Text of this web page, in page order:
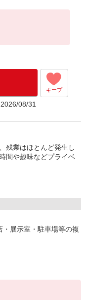
定あり
よる募集時基本
キープ
08/31
残業はほとんど発生し
間や趣味などプライベ
もすぐに相談できる体
社です！
く制度で、
展示室・駐車場等の複